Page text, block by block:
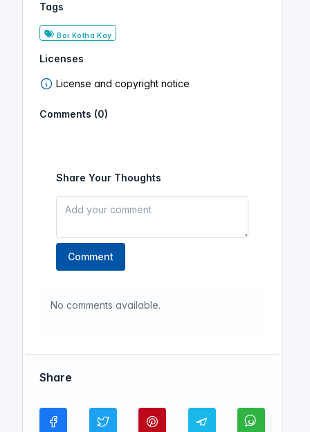
Tags
Boi Kotha Koy
Licenses
License and copyright notice
Comments (0)
Share Your Thoughts
Comment
No comments available.
Share